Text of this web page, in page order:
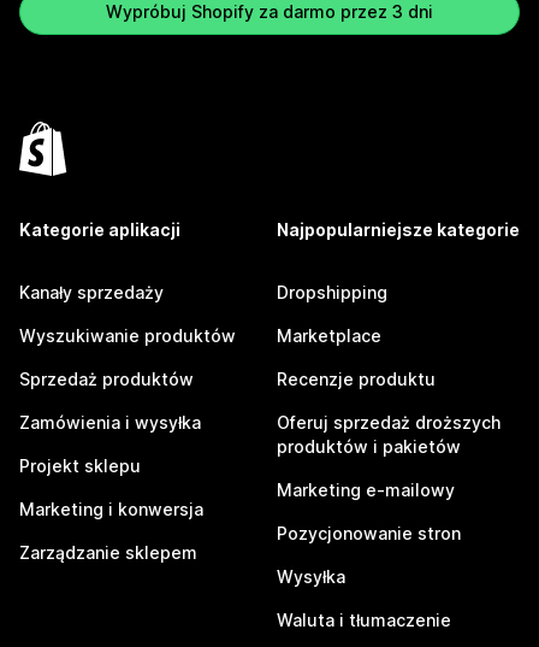
Wypróbuj Shopify za darmo przez 3 dni
Kategorie aplikacji
Kanały sprzedaży
Wyszukiwanie produktów
Sprzedaż produktów
Zamówienia i wysyłka
Projekt sklepu
Marketing i konwersja
Zarządzanie sklepem
Najpopularniejsze kategorie
Dropshipping
Marketplace
Recenzje produktu
Oferuj sprzedaż droższych
produktów i pakietów
Marketing e-mailowy
Pozycjonowanie stron
Wysyłka
Waluta i tłumaczenie